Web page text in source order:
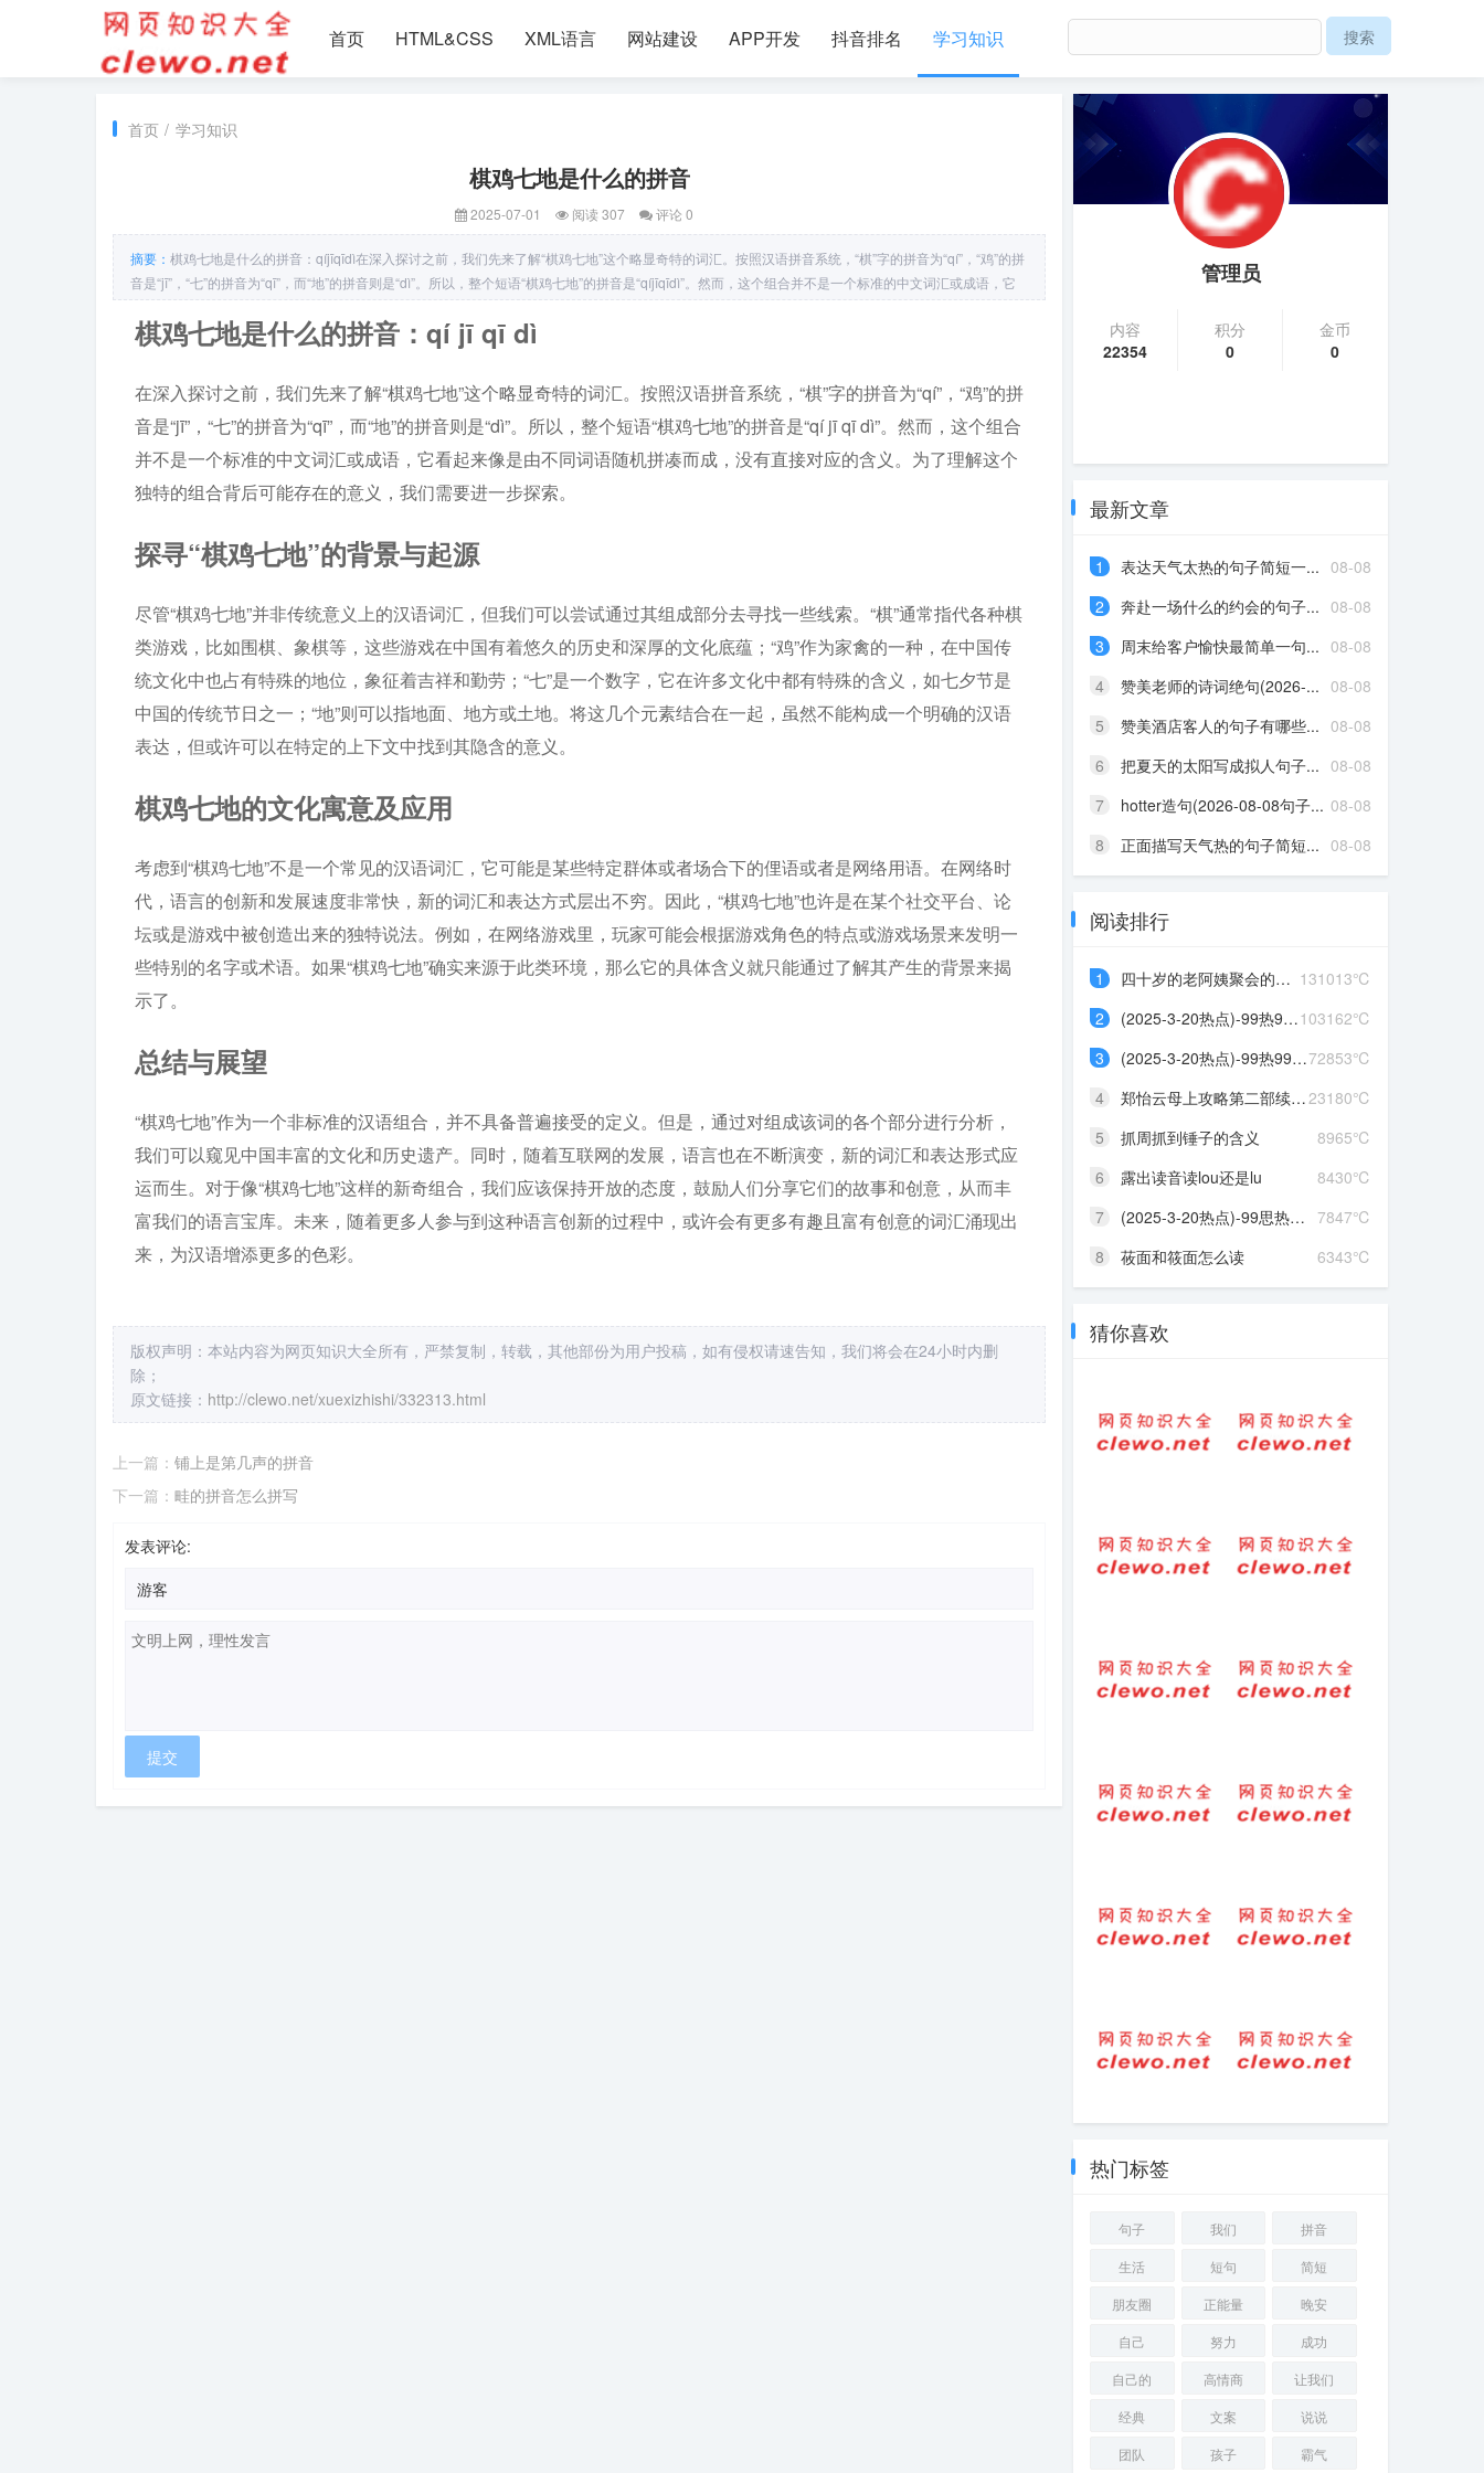
首页 HTML&CSS XML语言 网站建设 APP开发 抖音排名 学习知识
首页 / 学习知识
棋鸡七地是什么的拼音
2025-07-01 阅读 307 评论 0
摘要： 棋鸡七地是什么的拼音：qíjīqīdì在深入探讨之前，我们先来了解“棋鸡七地”这个略显奇特的词汇。按照汉语拼音系统，“棋”字的拼音为“qí”，“鸡”的拼
音是“jī”，“七”的拼音为“qī”，而“地”的拼音则是“dì”。所以，整个短语“棋鸡七地”的拼音是“qíjīqīdì”。然而，这个组合并不是一个标准的中文词汇或成语，它
看起来像是由不同词语随机拼凑而成，没有直接对应的含义。为了理解这个独特的组合背后可能存在的意义，我们需要进一步探索。探寻“棋鸡七地”的背景
与起源尽管“棋鸡七地”并非传统意义上的汉
棋鸡七地是什么的拼音：qí jī qī dì
在深入探讨之前，我们先来了解“棋鸡七地”这个略显奇特的词汇。按照汉语拼音系统，“棋”字的拼音为“qí”，“鸡”的拼
音是“jī”，“七”的拼音为“qī”，而“地”的拼音则是“dì”。所以，整个短语“棋鸡七地”的拼音是“qí jī qī dì”。然而，这个组合
并不是一个标准的中文词汇或成语，它看起来像是由不同词语随机拼凑而成，没有直接对应的含义。为了理解这个
独特的组合背后可能存在的意义，我们需要进一步探索。
探寻“棋鸡七地”的背景与起源
尽管“棋鸡七地”并非传统意义上的汉语词汇，但我们可以尝试通过其组成部分去寻找一些线索。“棋”通常指代各种棋
类游戏，比如围棋、象棋等，这些游戏在中国有着悠久的历史和深厚的文化底蕴；“鸡”作为家禽的一种，在中国传
统文化中也占有特殊的地位，象征着吉祥和勤劳；“七”是一个数字，它在许多文化中都有特殊的含义，如七夕节是
中国的传统节日之一；“地”则可以指地面、地方或土地。将这几个元素结合在一起，虽然不能构成一个明确的汉语
表达，但或许可以在特定的上下文中找到其隐含的意义。
棋鸡七地的文化寓意及应用
考虑到“棋鸡七地”不是一个常见的汉语词汇，它可能是某些特定群体或者场合下的俚语或者是网络用语。在网络时
代，语言的创新和发展速度非常快，新的词汇和表达方式层出不穷。因此，“棋鸡七地”也许是在某个社交平台、论
坛或是游戏中被创造出来的独特说法。例如，在网络游戏里，玩家可能会根据游戏角色的特点或游戏场景来发明一
些特别的名字或术语。如果“棋鸡七地”确实来源于此类环境，那么它的具体含义就只能通过了解其产生的背景来揭
示了。
总结与展望
“棋鸡七地”作为一个非标准的汉语组合，并不具备普遍接受的定义。但是，通过对组成该词的各个部分进行分析，
我们可以窥见中国丰富的文化和历史遗产。同时，随着互联网的发展，语言也在不断演变，新的词汇和表达形式应
运而生。对于像“棋鸡七地”这样的新奇组合，我们应该保持开放的态度，鼓励人们分享它们的故事和创意，从而丰
富我们的语言宝库。未来，随着更多人参与到这种语言创新的过程中，或许会有更多有趣且富有创意的词汇涌现出
来，为汉语增添更多的色彩。
版权声明：本站内容为网页知识大全所有，严禁复制，转载，其他部份为用户投稿，如有侵权请速告知，我们将会在24小时内删
除；
原文链接： http://clewo.net/xuexizhishi/332313.html
上一篇： 铺上是第几声的拼音
下一篇： 畦的拼音怎么拼写
发表评论:
管理员
内容
22354
积分
0
金币
0
最新文章
08-08
1
表达天气太热的句子简短一...
08-08
2
奔赴一场什么的约会的句子...
08-08
3
周末给客户愉快最简单一句...
08-08
4
赞美老师的诗词绝句(2026-...
08-08
5
赞美酒店客人的句子有哪些...
08-08
6
把夏天的太阳写成拟人句子...
08-08
7
hotter造句(2026-08-08句子...
08-08
8 正面描写天气热的句子简短...
阅读排行
131013℃
1
四十岁的老阿姨聚会的说说...
103162℃
2
(2025-3-20热点)-99热99热...
72853℃
3
(2025-3-20热点)-99热99热...
23180℃
4
郑怡云母上攻略第二部续写...
8965℃
5
抓周抓到锤子的含义
8430℃
6
露出读音读lou还是lu
7847℃
7
(2025-3-20热点)-99思热这...
6343℃
8 莜面和筱面怎么读
猜你喜欢
好听诗意昵称）
奔跑的句子）
笑的句子）
福文案-句子-短句
的共鸣句子）
热门标签
句子 我们
拼音
生活
短句
简短
朋友圈
正能量
晚安
自己
努力
成功
自己的
高情商
让我们
经典
文案
说说
团队
孩子 霸气